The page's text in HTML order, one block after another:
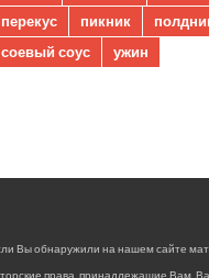
перекус
пикник
соевый соус
ужин
Вы обнаружили на нашем сайте
права, принадлежащие Вам,